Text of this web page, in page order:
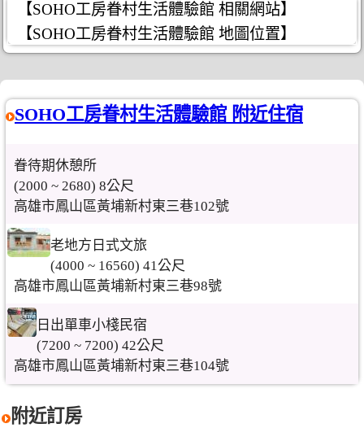
【SOHO工房眷村生活體驗館 相關網站】
【SOHO工房眷村生活體驗館 地圖位置】
SOHO工房眷村生活體驗館 附近住宿
眷待期休憩所
(2000 ~ 2680) 8公尺
高雄市鳳山區黃埔新村東三巷102號
老地方日式文旅
(4000 ~ 16560) 41公尺
高雄市鳳山區黃埔新村東三巷98號
日出單車小棧民宿
(7200 ~ 7200) 42公尺
高雄市鳳山區黃埔新村東三巷104號
附近訂房